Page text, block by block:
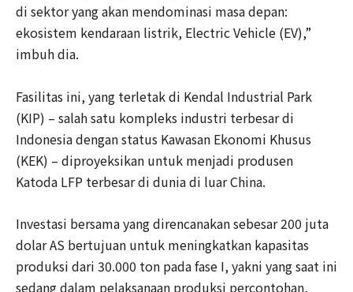
di sektor yang akan mendominasi masa depan:
ekosistem kendaraan listrik, Electric Vehicle (EV),”
imbuh dia.
Fasilitas ini, yang terletak di Kendal Industrial Park
(KIP) – salah satu kompleks industri terbesar di
Indonesia dengan status Kawasan Ekonomi Khusus
(KEK) – diproyeksikan untuk menjadi produsen
Katoda LFP terbesar di dunia di luar China.
Investasi bersama yang direncanakan sebesar 200 juta
dolar AS bertujuan untuk meningkatkan kapasitas
produksi dari 30.000 ton pada fase I, yakni yang saat ini
sedang dalam pelaksanaan produksi percontohan,